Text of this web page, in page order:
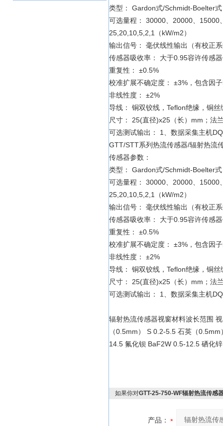
类型： Gardon式/Schmidt-Boelter式
可选量程： 30000、20000、
25,20,10,5,2,1（kW/m2）
输出信号： 毫伏线性输出（有校正
传感器吸收率： 大于0.95容许传感
重复性： ±0.5%
校准扩展不确定度： ±3%，包含因
非线性度： ±2%
导线： 铜双铰线，Teflon绝缘，铜
尺寸： 25(直径)x25（长）mm；法
可选测试输出： 1、数据采集主机
GTT/STT系列热流传感器/辐射热流
传感器参数：
类型： Gardon式/Schmidt-Boelter式
可选量程： 30000、20000、
25,20,10,5,2,1（kW/m2）
输出信号： 毫伏线性输出（有校正
传感器吸收率： 大于0.95容许传感
重复性： ±0.5%
校准扩展不确定度： ±3%，包含因
非线性度： ±2%
导线： 铜双铰线，Teflon绝缘，铜
尺寸： 25(直径)x25（长）mm；法
可选测试输出： 1、数据采集主机
辐射热流传感器视窗材料波长范围
（0.5mm） S 0.2-5.5 石英（
14.5 氟化钡 BaF2W 0.5-12.5 硒化
如果你对GTT-25-750-WF辐射热流传感
产品：